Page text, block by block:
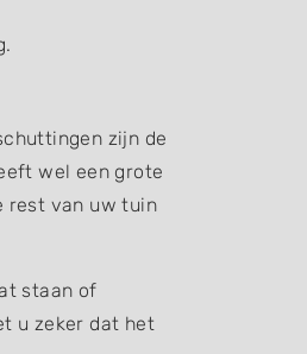
zijn de
wel een grote
rest van uw tuin
staan of
u zeker dat het